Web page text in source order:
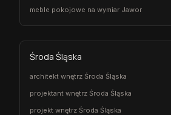
meble pokojowe na wymiar Jawor
Środa Śląska
architekt wnętrz Środa Śląska
projektant wnętrz Środa Śląska
projekt wnętrz Środa Śląska